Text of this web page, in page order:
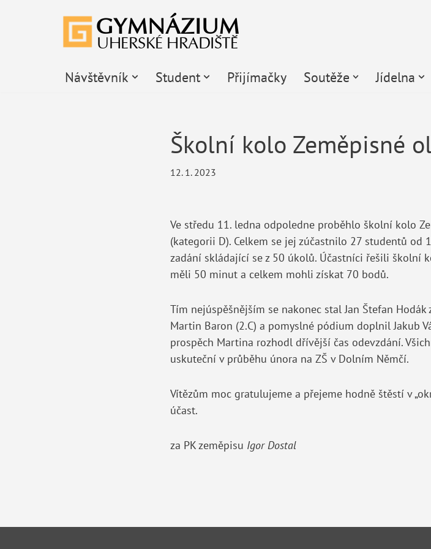
Návštěvník Student Přijímačky Soutěže Jídelna
Školní kolo Zeměpisné
12. 1. 2023
Ve středu 11. ledna odpoledne proběhlo školní kolo
(kategorii D). Celkem se jej zúčastnilo 27 studentů od
zadání skládající se z 50 úkolů. Účastníci řešili školní
měli 50 minut a celkem mohli získat 70 bodů.
Tím nejúspěšnějším se nakonec stal Jan Štefan
Martin Baron (2.C) a pomyslné pódium doplnil Jakub
prospěch Martina rozhodl dřívější čas odevzdání.
uskuteční v průběhu února na ZŠ v Dolním Němčí.
Vítězům moc gratulujeme a přejeme hodně štěstí v
účast.
za PK zeměpisu Igor Dostal